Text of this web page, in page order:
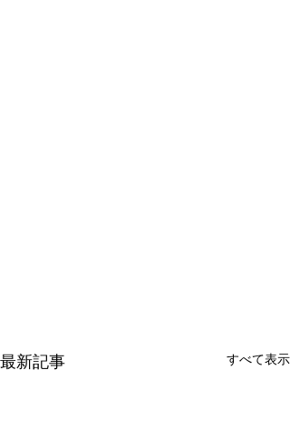
最新記事 すべて表示